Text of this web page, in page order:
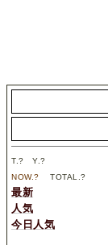
T.? Y.?
NOW.? TOTAL.?
最新
人気
今日人気